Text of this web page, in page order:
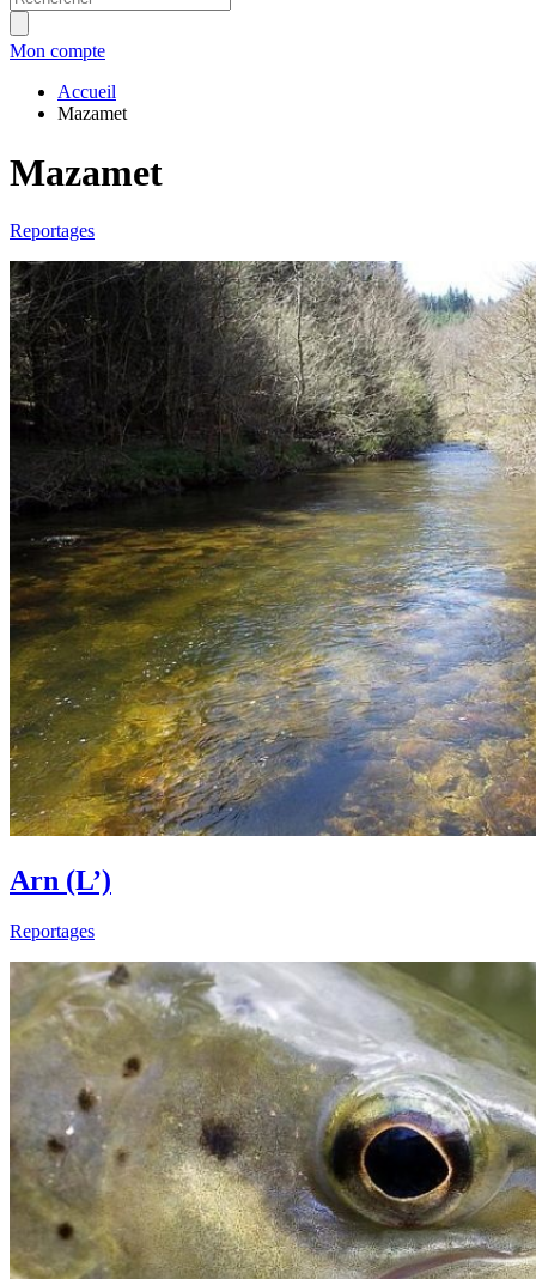
Mon compte
Accueil
Mazamet
Mazamet
Reportages
Arn (L’)
Reportages